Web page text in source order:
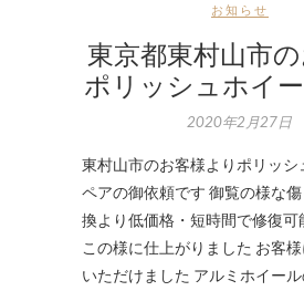
お知らせ
東京都東村山市
ポリッシュホイ
2020年2月27日
東村山市のお客様よりポリッシ
ペアの御依頼です 御覧の様な
換より低価格・短時間で修復可
この様に仕上がりました お客
いただけました アルミホイー